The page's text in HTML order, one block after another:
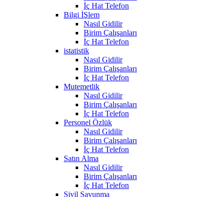
İç Hat Telefon
Bilgi İŞlem
Nasıl Gidilir
Birim Çalışanları
İç Hat Telefon
istatistik
Nasıl Gidilir
Birim Çalışanları
İç Hat Telefon
Mutemetlik
Nasıl Gidilir
Birim Çalışanları
İç Hat Telefon
Personel Özlük
Nasıl Gidilir
Birim Çalışanları
İç Hat Telefon
Satın Alma
Nasıl Gidilir
Birim Çalışanları
İç Hat Telefon
Sivil Savunma